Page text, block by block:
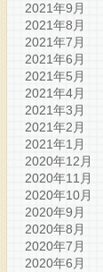
2021年9月
2021年8月
2021年7月
2021年6月
2021年5月
2021年4月
2021年3月
2021年2月
2021年1月
2020年12月
2020年11月
2020年10月
2020年9月
2020年8月
2020年7月
2020年6月